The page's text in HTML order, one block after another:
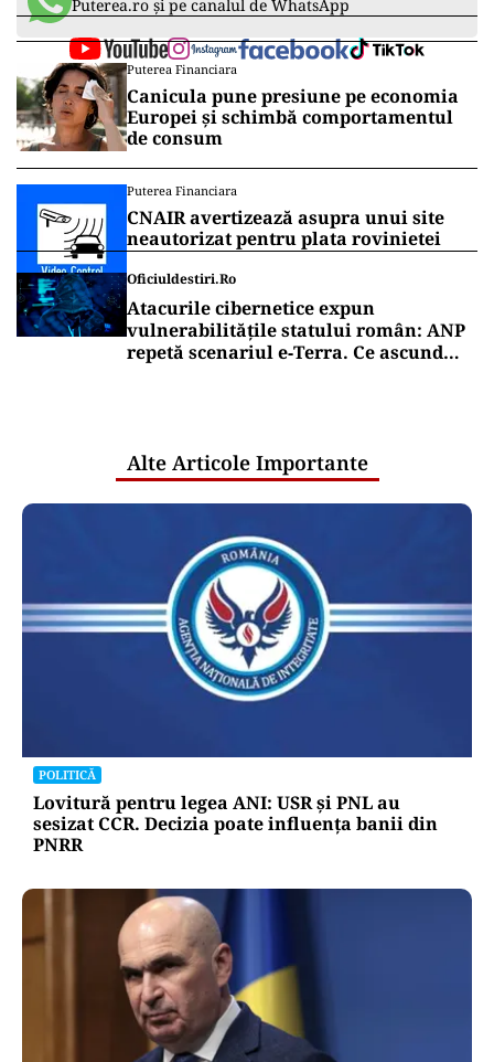
Puterea.ro și pe canalul de WhatsApp
Puterea Financiara
Canicula pune presiune pe economia
Europei și schimbă comportamentul
de consum
Puterea Financiara
CNAIR avertizează asupra unui site
neautorizat pentru plata rovinietei
Oficiuldestiri.ro
Atacurile cibernetice expun
vulnerabilitățile statului român: ANP
repetă scenariul e‑Terra. Ce ascund
Alte Articole Importante
POLITICĂ
Lovitură pentru legea ANI: USR și PNL au
sesizat CCR. Decizia poate influența banii din
PNRR